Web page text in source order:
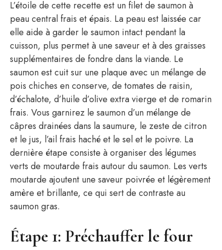
L’étoile de cette recette est un filet de saumon à
peau central frais et épais. La peau est laissée car
elle aide à garder le saumon intact pendant la
cuisson, plus permet à une saveur et à des graisses
supplémentaires de fondre dans la viande. Le
saumon est cuit sur une plaque avec un mélange de
pois chiches en conserve, de tomates de raisin,
d’échalote, d’huile d’olive extra vierge et de romarin
frais. Vous garnirez le saumon d’un mélange de
câpres drainées dans la saumure, le zeste de citron
et le jus, l’ail frais haché et le sel et le poivre. La
dernière étape consiste à organiser des légumes
verts de moutarde frais autour du saumon. Les verts
moutarde ajoutent une saveur poivrée et légèrement
amère et brillante, ce qui sert de contraste au
saumon gras.
Étape 1: Préchauffer le four